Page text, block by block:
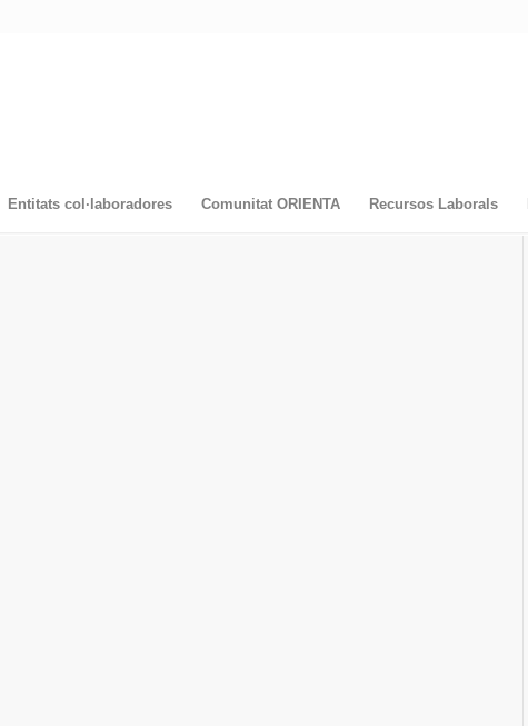
Entitats col·laboradores Comunitat ORIENTA Recursos Laborals